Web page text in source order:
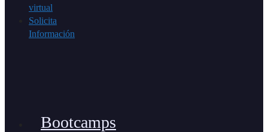
virtual
Solicita
Información
Bootcamps